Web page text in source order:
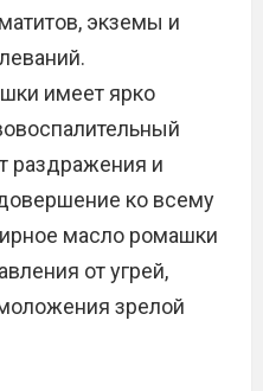
экземы и
имеет ярко
раздражения и
ко всему
масло ромашки
от угрей,
зрелой